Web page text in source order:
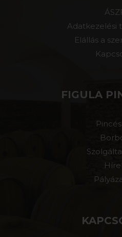
Adatkezelési
Elállás a
FIGULA